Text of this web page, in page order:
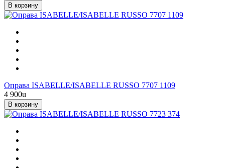
В корзину
Оправа ISABELLE/ISABELLE RUSSO 7707 1109
4 900u
В корзину